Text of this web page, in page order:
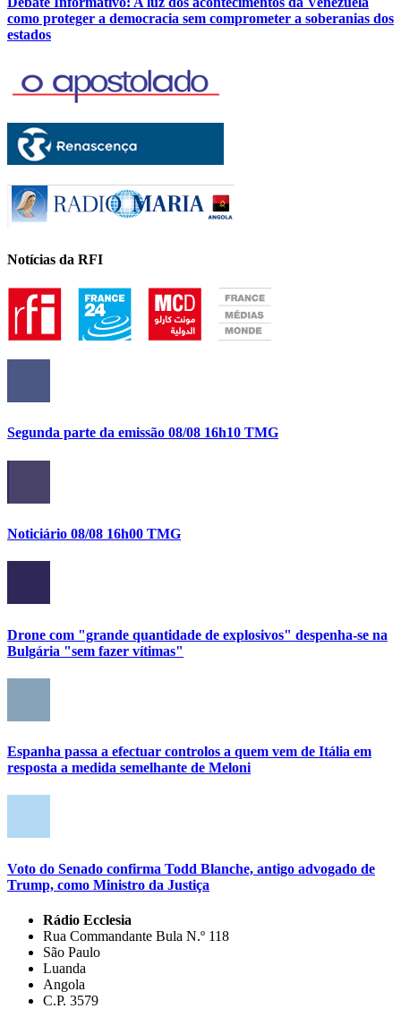
como proteger a democracia sem comprometer a soberanias dos
estados
Notícias da RFI
Segunda parte da emissão 08/08 16h10 TMG
Noticiário 08/08 16h00 TMG
Drone com "grande quantidade de explosivos" despenha-se na
Bulgária "sem fazer vítimas"
Espanha passa a efectuar controlos a quem vem de Itália em
resposta a medida semelhante de Meloni
Voto do Senado confirma Todd Blanche, antigo advogado de
Trump, como Ministro da Justiça
Rádio Ecclesia
Rua Commandante Bula N.º 118
São Paulo
Luanda
Angola
C.P. 3579